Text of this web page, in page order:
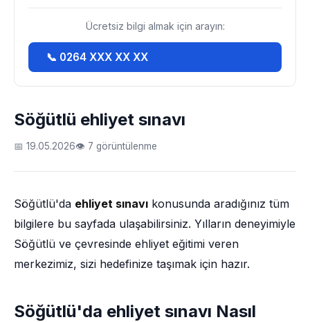
Söğütlü ehliyet sınavı
📅 19.05.2026👁 7 görüntülenme
Söğütlü'da ehliyet sınavı konusunda aradığınız tüm
bilgilere bu sayfada ulaşabilirsiniz. Yılların deneyimiyle
Söğütlü ve çevresinde ehliyet eğitimi veren
merkezimiz, sizi hedefinize taşımak için hazır.
Söğütlü'da ehliyet sınavı Nasıl
Ücretsiz bilgi almak için arayın:
📞 0264 XXX XX XX